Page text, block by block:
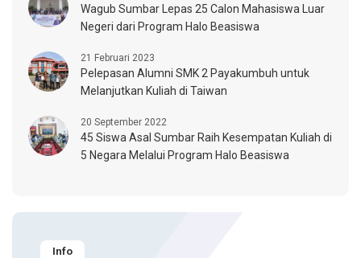
Wagub Sumbar Lepas 25 Calon Mahasiswa Luar
Negeri dari Program Halo Beasiswa
21 Februari 2023
Pelepasan Alumni SMK 2 Payakumbuh untuk
Melanjutkan Kuliah di Taiwan
20 September 2022
45 Siswa Asal Sumbar Raih Kesempatan Kuliah di
5 Negara Melalui Program Halo Beasiswa
Info